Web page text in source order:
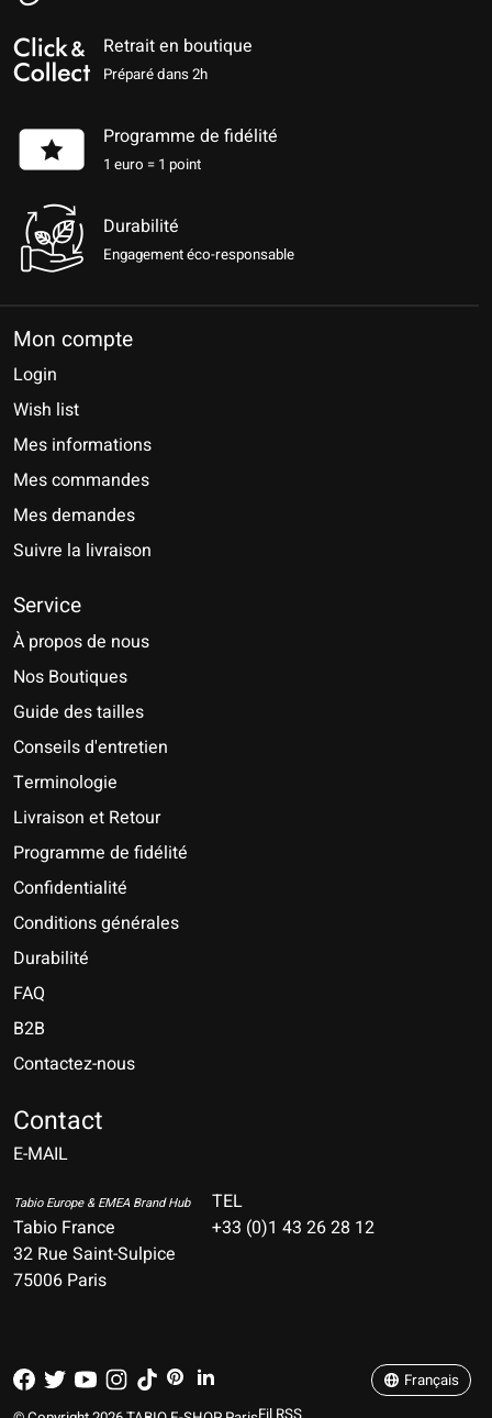
Retrait en boutique
Préparé dans 2h
Programme de fidélité
1 euro = 1 point
Durabilité
Engagement éco-responsable
Mon compte
Login
Wish list
Mes informations
Mes commandes
Mes demandes
Suivre la livraison
Service
À propos de nous
Nos Boutiques
Guide des tailles
Conseils d'entretien
Terminologie
Livraison et Retour
Programme de fidélité
Confidentialité
Conditions générales
Durabilité
FAQ
B2B
Contactez-nous
Contact
E-MAIL
Tabio Europe & EMEA Brand Hub
Tabio France
32 Rue Saint-Sulpice
75006 Paris
TEL
+33 (0)1 43 26 28 12
Français